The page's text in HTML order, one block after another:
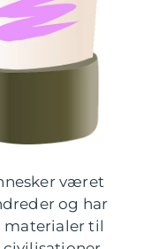
været
og har
materialer til